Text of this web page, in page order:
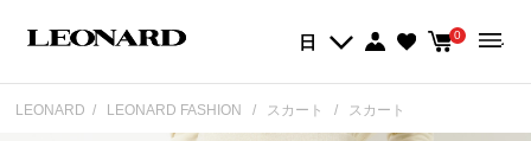
日 0
LEONARD LEONARD FASHION スカート スカート